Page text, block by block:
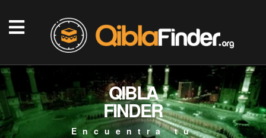
QIBLA
FINDER
Encuentra tu